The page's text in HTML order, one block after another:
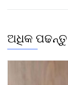
ଅଧିକ ପଢନ୍ତୁ